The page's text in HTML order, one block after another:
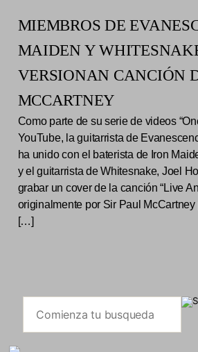
MIEMBROS DE
MAIDEN Y
VERSIONAN CANCIÓN
MCCARTNEY
Como parte de su serie de videos
YouTube, la guitarrista de
ha unido con el baterista de Iron
y el guitarrista de Whitesnake, Joel
grabar un cover de la canción “Live
originalmente por Sir Paul
[…]